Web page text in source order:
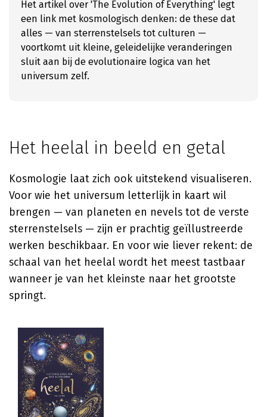
Het artikel over 'The Evolution of Everything' legt
een link met kosmologisch denken: de these dat
alles — van sterrenstelsels tot culturen —
voortkomt uit kleine, geleidelijke veranderingen
sluit aan bij de evolutionaire logica van het
universum zelf.
Het heelal in beeld en getal
Kosmologie laat zich ook uitstekend visualiseren.
Voor wie het universum letterlijk in kaart wil
brengen — van planeten en nevels tot de verste
sterrenstelsels — zijn er prachtig geïllustreerde
werken beschikbaar. En voor wie liever rekent: de
schaal van het heelal wordt het meest tastbaar
wanneer je van het kleinste naar het grootste
springt.